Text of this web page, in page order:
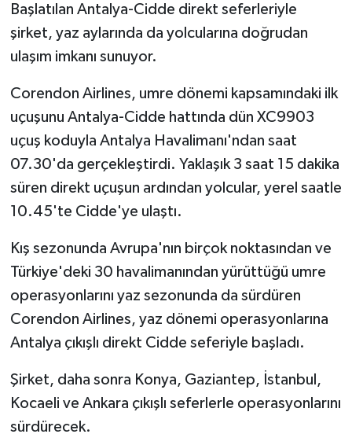
Başlatılan Antalya-Cidde direkt seferleriyle
şirket, yaz aylarında da yolcularına doğrudan
ulaşım imkanı sunuyor.
Corendon Airlines, umre dönemi kapsamındaki ilk
uçuşunu Antalya-Cidde hattında dün XC9903
uçuş koduyla Antalya Havalimanı'ndan saat
07.30'da gerçekleştirdi. Yaklaşık 3 saat 15 dakika
süren direkt uçuşun ardından yolcular, yerel saatle
10.45'te Cidde'ye ulaştı.
Kış sezonunda Avrupa'nın birçok noktasından ve
Türkiye'deki 30 havalimanından yürüttüğü umre
operasyonlarını yaz sezonunda da sürdüren
Corendon Airlines, yaz dönemi operasyonlarına
Antalya çıkışlı direkt Cidde seferiyle başladı.
Şirket, daha sonra Konya, Gaziantep, İstanbul,
Kocaeli ve Ankara çıkışlı seferlerle operasyonlarını
sürdürecek.